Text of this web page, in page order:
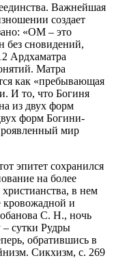
Важнейшая
создает
«ОМ – это
без сновидений,
Ардхаматра
Матра
как «пребывающая
И то, что Богиня
из двух форм
форм Богини-
мир
эпитет сохранился
на более
в нем
кровожадной и
С. Н., ночь
– сутки Рудры
обратившись в
Сикхизм, с. 269